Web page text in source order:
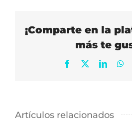
¡Comparte en la
más te
Facebook
Artículos relacionados